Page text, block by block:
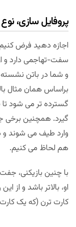
پروفایل سازی،
اجازه دهید فرض
سفت-تهاجمی دارد و
و شما در باتن
براساس همان مثال
گیرد. همچنین
وارد طیف می شوند
هم لحاظ می کنیم.
او، بالاتر باشد و از
کارت ترن (که یک